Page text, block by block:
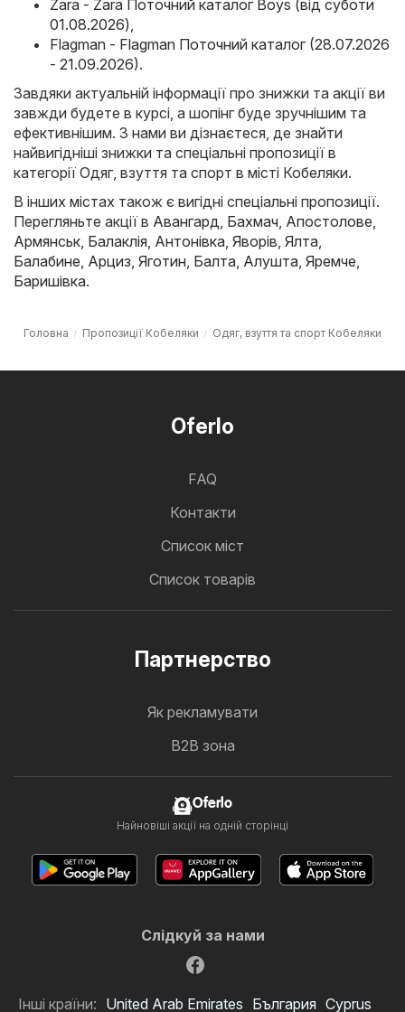
Zara - Zara Поточний каталог Boys (від суботи
01.08.2026)
Flagman - Flagman Поточний каталог (28.07.2026
- 21.09.2026).
Завдяки актуальній інформації про знижки та акції ви
завжди будете в курсі, а шопінг буде зручнішим та
ефективнішим. З нами ви дізнаєтеся, де знайти
найвигідніші знижки та спеціальні пропозиції в
категорії Одяг, взуття та спорт в місті Кобеляки.
В інших містах також є вигідні спеціальні пропозиції.
Перегляньте акції в Авангард Бахмач Апостолове
Армянськ Балаклія Антонівка Яворів Ялта
Балабине Арциз Яготин Балта Алушта Яремче
Баришівка.
Головна Пропозиції Кобеляки Одяг, взуття та спорт Кобеляки
Oferlo
FAQ
Контакти
Cписок міст
Список товарів
Партнерство
Як рекламувати
B2B зона
Oferlo
Найновіші акції на одній сторінці
Слідкуй за нами
Інші країни: United Arab Emirates България Cyprus